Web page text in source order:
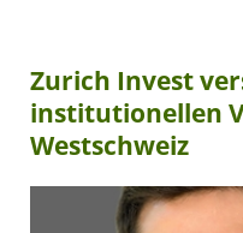
Zurich Invest
institutionellen
Westschweiz